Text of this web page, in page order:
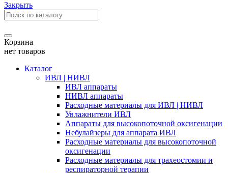
Закрыть
Корзина
нет товаров
Каталог
ИВЛ | НИВЛ
ИВЛ аппараты
НИВЛ аппараты
Расходные материалы для ИВЛ | НИВЛ
Увлажнители ИВЛ
Аппараты для высокопоточной оксигенации
Небулайзеры для аппарата ИВЛ
Расходные материалы для высокопоточной
оксигенации
Расходные материалы для трахеостомии и
респираторной терапии